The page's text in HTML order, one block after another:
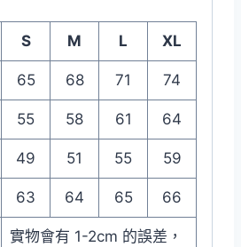
S M L XL
65 68 71 74
55 58 61 64
49 51 55 59
63 64 65 66
實物會有 1-2cm 的誤差，